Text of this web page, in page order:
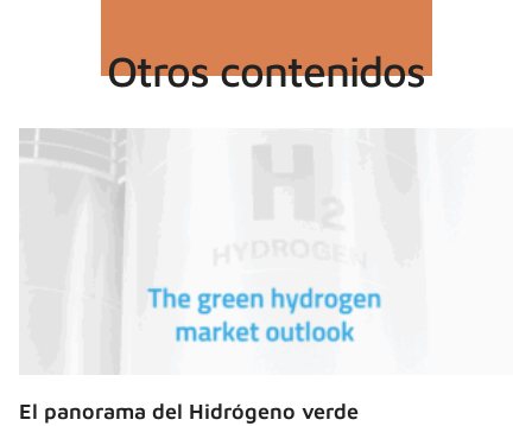
Otros contenidos
El panorama del Hidrógeno verde